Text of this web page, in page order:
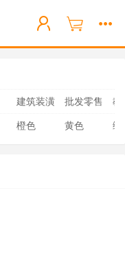
建筑装潢 批发零售 教
橙色 黄色 绿